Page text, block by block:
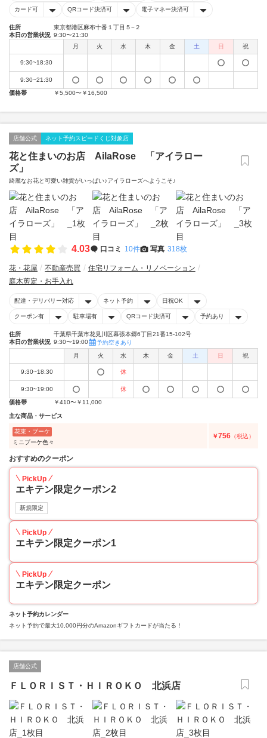
カード可 QRコード決済可 電子マネー決済可
住所
東京都港区麻布十番１丁目５−２
本日の営業状況 9:30〜21:30
月
火 水 木 金 土 日 祝
9:30~18:30
9:30~21:30
価格帯
￥5,500〜￥16,500
店舗公式 ネット予約スピードくじ対象店
花と住まいのお店 AilaRose 「アイラロー
ズ」
綺麗なお花と可愛い雑貨がいっぱい♪アイラローズへようこそ♪
4.03 口コミ 10件 写真 318枚
花・花屋 不動産売買
住宅リフォーム・リノベーション
庭木剪定・お手入れ
配達・デリバリー対応 ネット予約 日祝OK
クーポン有 駐車場有 QRコード決済可 予約あり
住所
千葉県千葉市花見川区幕張本郷6丁目21番15-102号
本日の営業状況 9:30〜19:00 予約空きあり
月 火 水 木 金 土 日 祝
9:30~18:30 休
9:30~19:00
休
価格帯
￥410〜￥11,000
主な商品・サービス
花束・ブーケ
ミニブーケ色々
￥756 （税込）
おすすめのクーポン
PickUp
エキテン限定クーポン2
新規限定
PickUp
エキテン限定クーポン1
PickUp
エキテン限定クーポン
ネット予約カレンダー
ネット予約で最大10,000円分のAmazonギフトカードが当たる！
店舗公式
ＦＬＯＲＩＳＴ・ＨＩＲＯＫＯ 北浜店